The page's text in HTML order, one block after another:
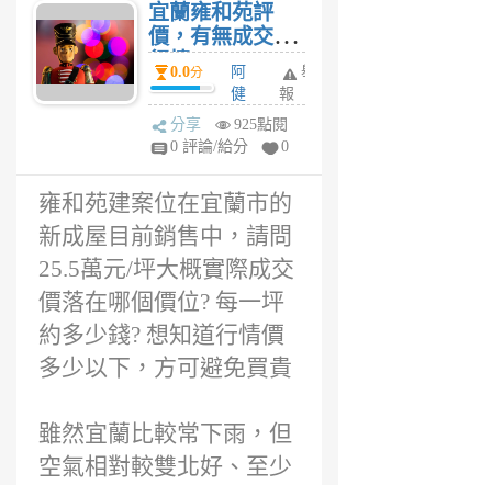
宜蘭雍和苑評
價，有無成交價
行情?
0.0分
阿
健
6
年
舉
報
分享
925點閱
0 評論/給分
0
雍和苑建案位在宜蘭市的
新成屋目前銷售中，請問
25.5萬元/坪大概實際成交
價落在哪個價位? 每一坪
約多少錢? 想知道行情價
多少以下，方可避免買貴
雖然宜蘭比較常下雨，但
空氣相對較雙北好、至少